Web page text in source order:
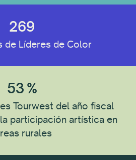
269
de Líderes de Color
53 %
Tourwest del año fiscal
participación artística en
rurales